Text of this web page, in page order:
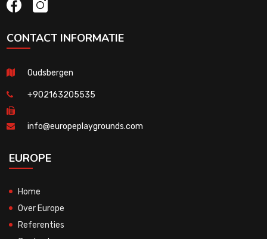
CONTACT INFORMATIE
Oudsbergen
+902163205535
info@europeplaygrounds.com
EUROPE
Home
Over Europe
Referenties